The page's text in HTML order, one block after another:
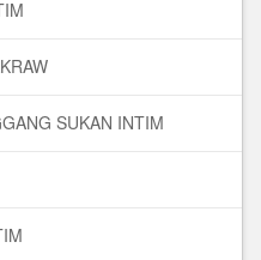
SUKAN INTIM